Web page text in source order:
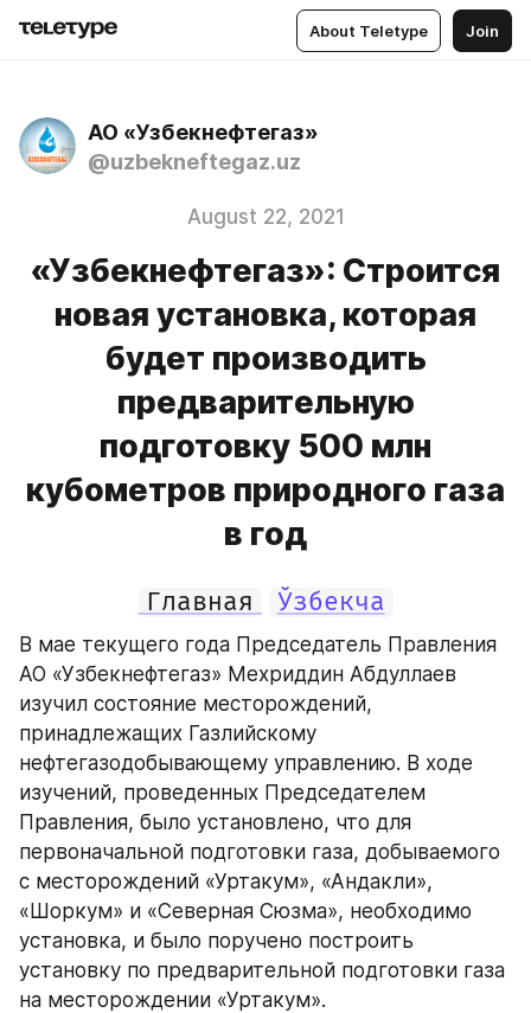
About Teletype Join
АО «Узбекнефтегаз»
@uzbekneftegaz.uz
August 22, 2021
«Узбекнефтегаз»: Строится
новая установка, которая
будет производить
предварительную
подготовку 500 млн
кубометров природного газа
в год
Главная Ўзбекча
В мае текущего года Председатель Правления
АО «Узбекнефтегаз» Мехриддин Абдуллаев
изучил состояние месторождений,
принадлежащих Газлийскому
нефтегазодобывающему управлению. В ходе
изучений, проведенных Председателем
Правления, было установлено, что для
первоначальной подготовки газа, добываемого
с месторождений «Уртакум», «Андакли»,
«Шоркум» и «Северная Сюзма», необходимо
установка, и было поручено построить
установку по предварительной подготовки газа
на месторождении «Уртакум».